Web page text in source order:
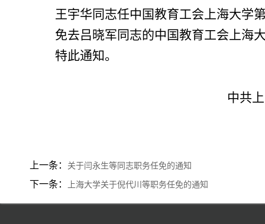
王宇华同志任中国教育工会上海大学
免去吕晓军同志的中国教育工会上海
特此通知。
中共上
上一条： 关于闫永生等同志职务任免的通知
下一条： 上海大学关于倪代川等职务任免的通知